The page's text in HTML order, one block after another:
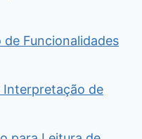
Funcionalidades
Interpretação de